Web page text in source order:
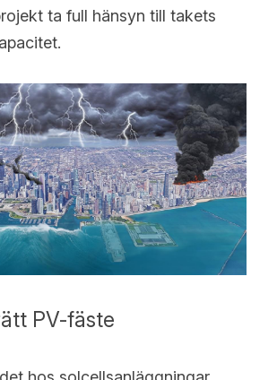
ta full hänsyn till takets
PV-fäste